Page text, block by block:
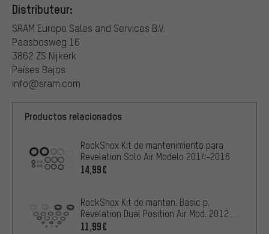
Distributeur:
SRAM Europe Sales and Services B.V.
Paasbosweg 16
3862 ZS Nijkerk
Países Bajos
info@sram.com
Productos relacionados
RockShox Kit de mantenimiento para
Revelation Solo Air Modelo 2014-2016
14,99€
RockShox Kit de manten. Basic p.
Revelation Dual Position Air Mod. 2012 -
2013
11,99€